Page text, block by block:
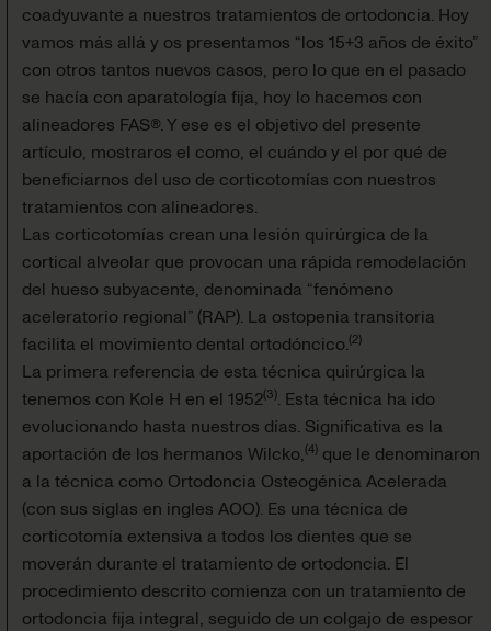
coadyuvante a nuestros tratamientos de ortodoncia. Hoy
vamos más allá y os presentamos “los 15+3 años de éxito”
con otros tantos nuevos casos, pero lo que en el pasado
se hacía con aparatología fija, hoy lo hacemos con
alineadores FAS®. Y ese es el objetivo del presente
artículo, mostraros el como, el cuándo y el por qué de
beneficiarnos del uso de corticotomías con nuestros
tratamientos con alineadores.
Las corticotomías crean una lesión quirúrgica de la
cortical alveolar que provocan una rápida remodelación
del hueso subyacente, denominada “fenómeno
aceleratorio regional” (RAP). La ostopenia transitoria
facilita el movimiento dental ortodóncico.(2)
La primera referencia de esta técnica quirúrgica la
tenemos con Kole H en el 1952(3). Esta técnica ha ido
evolucionando hasta nuestros días. Significativa es la
aportación de los hermanos Wilcko,(4) que le denominaron
a la técnica como Ortodoncia Osteogénica Acelerada
(con sus siglas en ingles AOO). Es una técnica de
corticotomía extensiva a todos los dientes que se
moverán durante el tratamiento de ortodoncia. El
procedimiento descrito comienza con un tratamiento de
ortodoncia fija integral, seguido de un colgajo de espesor